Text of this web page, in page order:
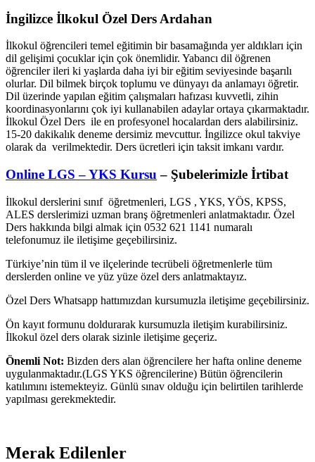
İngilizce İlkokul Özel Ders Ardahan
İlkokul öğrencileri temel eğitimin bir basamağında yer aldıkları için
dil gelişimi çocuklar için çok önemlidir. Yabancı dil öğrenen
öğrenciler ileri ki yaşlarda daha iyi bir eğitim seviyesinde başarılı
olurlar. Dil bilmek birçok toplumu ve dünyayı da anlamayı öğretir.
Dil üzerinde yapılan eğitim çalışmaları hafızası kuvvetli, zihin
koordinasyonlarını çok iyi kullanabilen adaylar ortaya çıkarmaktadır.
İlkokul Özel Ders ile en profesyonel hocalardan ders alabilirsiniz.
15-20 dakikalık deneme dersimiz mevcuttur. İngilizce okul takviye
olarak da verilmektedir. Ders ücretleri için taksit imkanı vardır.
Online LGS – YKS Kursu – Şubelerimizle İrtibat
İlkokul derslerini sınıf öğretmenleri, LGS , YKS, YÖS, KPSS,
ALES derslerimizi uzman branş öğretmenleri anlatmaktadır. Özel
Ders hakkında bilgi almak için 0532 621 1141 numaralı
telefonumuz ile iletişime geçebilirsiniz.
Türkiye’nin tüm il ve ilçelerinde tecrübeli öğretmenlerle tüm
derslerden online ve yüz yüze özel ders anlatmaktayız.
Özel Ders Whatsapp hattımızdan kursumuzla iletişime geçebilirsiniz.
Ön kayıt formunu doldurarak kursumuzla iletişim kurabilirsiniz.
İlkokul özel ders olarak sizinle iletişime geçeriz.
Önemli Not: Bizden ders alan öğrencilere her hafta online deneme
uygulanmaktadır.(LGS YKS öğrencilerine) Bütün öğrencilerin
katılımını istemekteyiz. Günlü sınav olduğu için belirtilen tarihlerde
yapılması gerekmektedir.
Merak Edilenler